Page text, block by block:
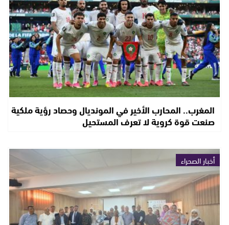
المغرب.. المحارب الأخير في المونديال وحصاد رؤية ملكية
صنعت قوة كروية لا تعرف المستحيل
أخبار الصحراء